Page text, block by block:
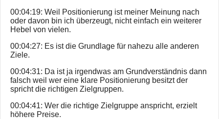
00:04:19: Weil Positionierung ist meiner Meinung nach
oder davon bin ich überzeugt, nicht einfach ein weiterer
Hebel von vielen.
00:04:27: Es ist die Grundlage für nahezu alle anderen
Ziele.
00:04:31: Da ist ja irgendwas am Grundverständnis dann
falsch weil wer eine klare Positionierung besitzt der
spricht die richtigen Zielgruppen.
00:04:41: Wer die richtige Zielgruppe anspricht, erzielt
höhere Preise.